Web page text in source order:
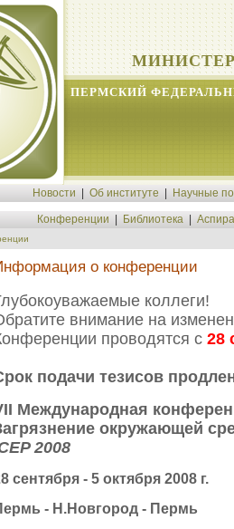
ПЕРМСКИЙ
Новости Об институте Научные
Конференции Библиотека
о конференции
коллеги!
внимание на
проводятся с 28
подачи тезисов
Международная
окружающей
2008
сентября - 5 октября 2008 г.
- Н.Новгород - Пермь